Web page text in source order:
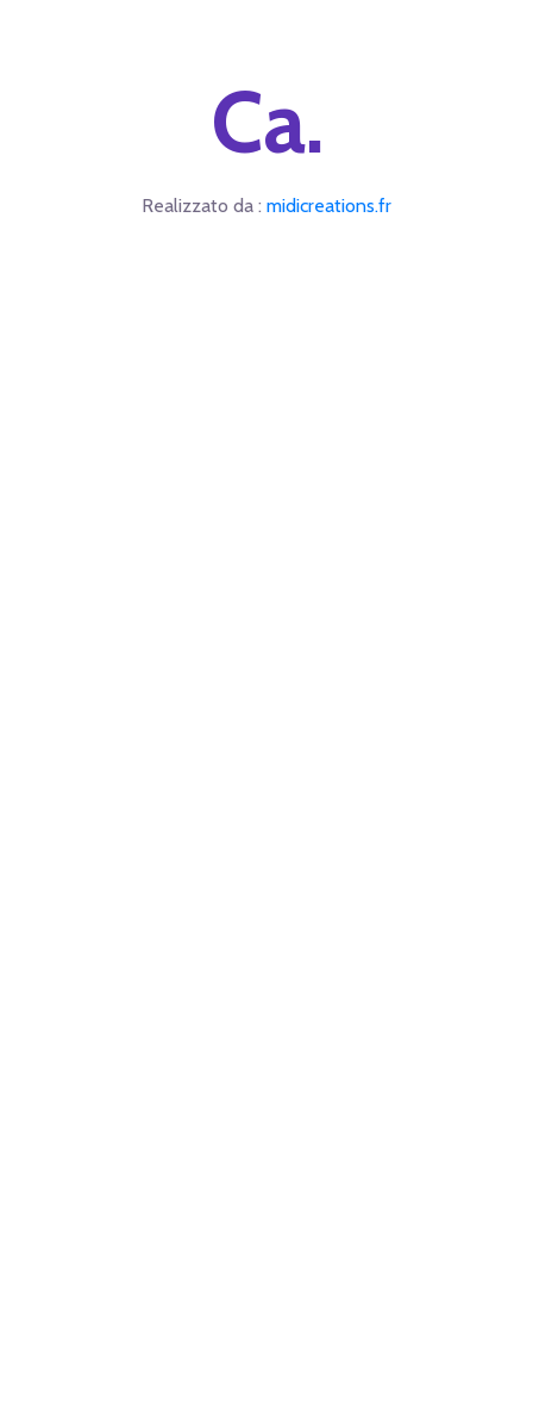
Ca.
Realizzato da : midicreations.fr